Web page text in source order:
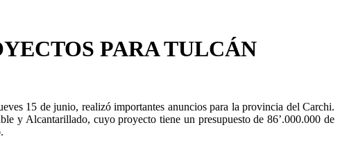
PARA TULCÁN
15 de junio, realizó importantes anuncios para la provincia del Carchi.
y Alcantarillado, cuyo proyecto tiene un presupuesto de 86’.000.000 de